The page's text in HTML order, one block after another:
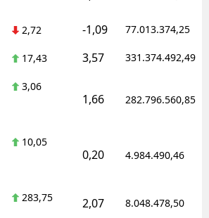
2,72 -1,09 77.013.374,25
17,43 3,57 331.374.492,49
3,06
1,66 282.796.560,85
10,05
0,20 4.984.490,46
283,75 2,07 8.048.478,50